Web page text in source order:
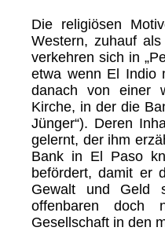
Die religiösen
Western, zuhauf
verkehren sich in
etwa wenn El Indio
danach von einer
Kirche, in der die
Jünger“). Deren
gelernt, der ihm
Bank in El Paso
befördert, damit er
Gewalt und Geld
offenbaren doch
Gesellschaft in den